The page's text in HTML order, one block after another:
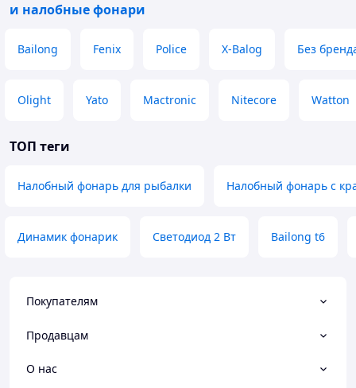
и налобные фонари
Bailong Fenix Police X-Balog Без
Olight Yato Mactronic Nitecore Watton
ТОП теги
Налобный фонарь для рыбалки Налобный фонарь с
Динамик фонарик Светодиод 2 Вт Bailong t6
Покупателям
Продавцам
О нас